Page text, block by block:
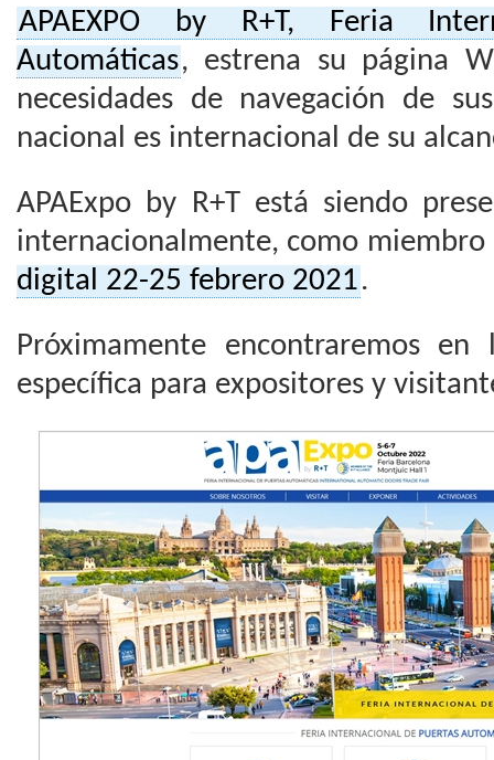
APAEXPO by R+T, Feria
Automáticas, estrena su página
necesidades de navegación de
nacional es internacional de su
APAExpo by R+T está siendo
internacionalmente, como miembro
digital 22-25 febrero 2021.
Próximamente encontraremos
específica para expositores y